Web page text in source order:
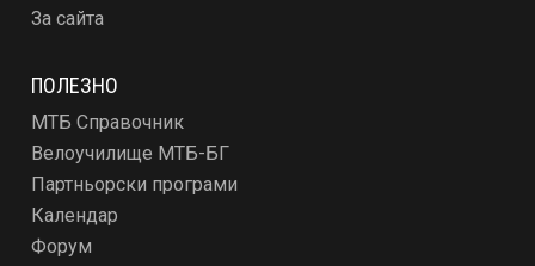
За сайта
ПОЛЕЗНО
МТБ Справочник
Велоучилище МТБ-БГ
Партньорски програми
Календар
Форум